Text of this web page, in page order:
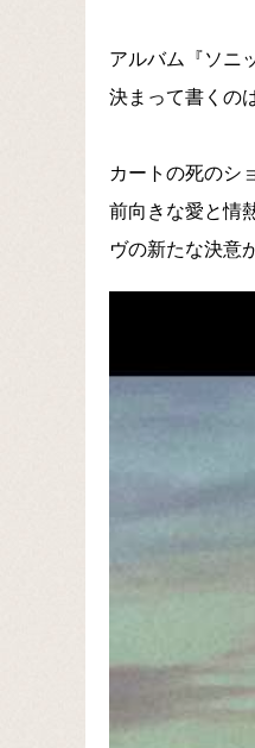
アルバム『ソニ
決まって書くの
カートの死のシ
前向きな愛と情
ヴの新たな決意